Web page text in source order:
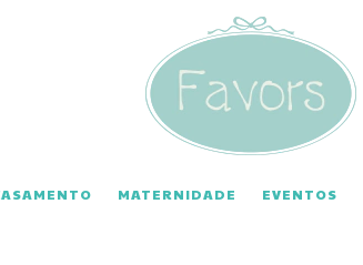
MATERNIDADE EVENTOS